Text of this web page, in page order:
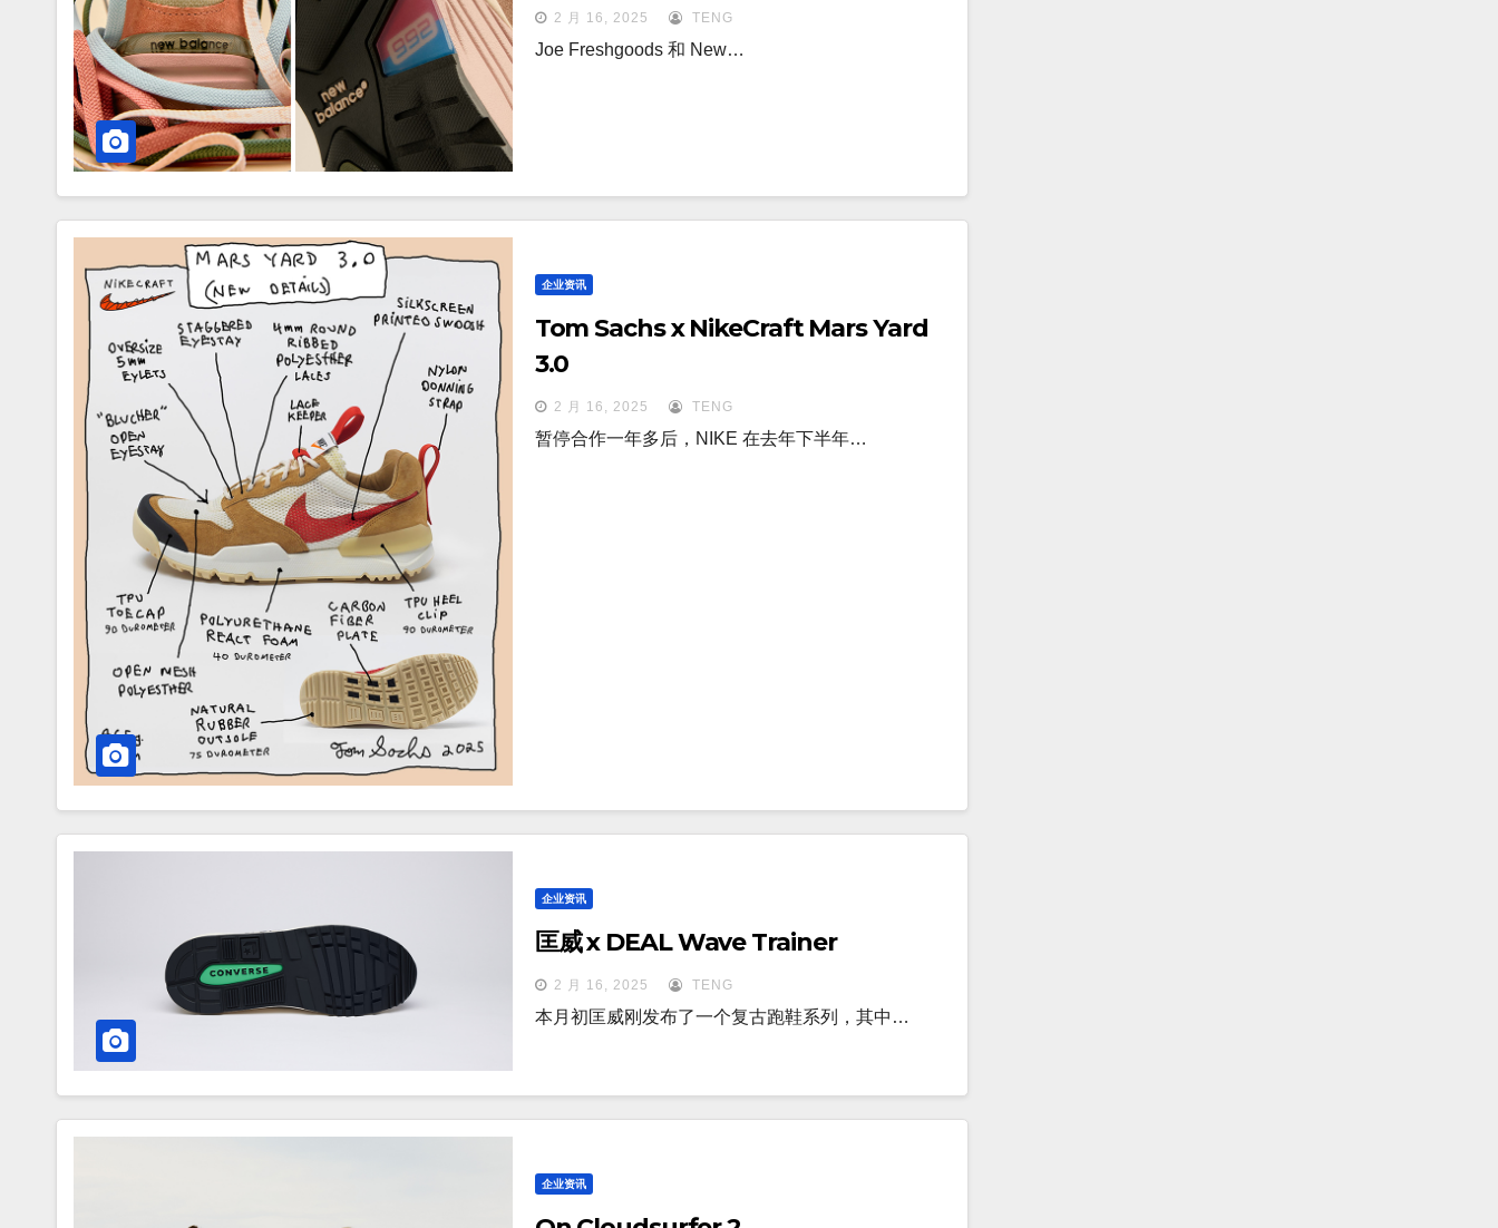
2 月 16, 2025 TENG
Joe Freshgoods 和 New…
企业资讯
Tom Sachs x NikeCraft Mars Yard
3.0
2 月 16, 2025 TENG
暂停合作一年多后，NIKE 在去年下半年…
企业资讯
匡威 x DEAL Wave Trainer
2 月 16, 2025 TENG
本月初匡威刚发布了一个复古跑鞋系列，其中…
企业资讯